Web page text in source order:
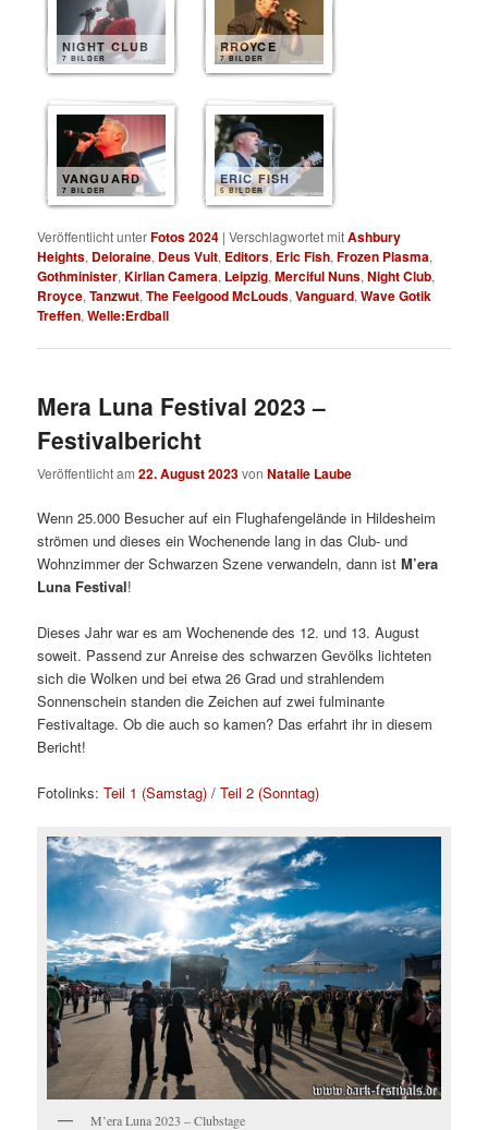
NIGHT CLUB
7 BILDER
RROYCE
7 BILDER
VANGUARD
7 BILDER
ERIC FISH
5 BILDER
Veröffentlicht unterFotos 2024 |Verschlagwortet mitAshbury
Heights, Deloraine, Deus Vult, Editors, Eric Fish,Frozen Plasma,
Gothminister,Kirlian Camera, Leipzig,Merciful Nuns,Night Club,
Rroyce,Tanzwut,The Feelgood McLouds,Vanguard,Wave Gotik
Treffen,Welle:Erdball
Mera Luna Festival 2023 –
Festivalbericht
Veröffentlicht am22. August 2023vonNatalie Laube
Wenn 25.000 Besucher auf ein Flughafengelände in Hildesheim
strömen und dieses ein Wochenende lang in das Club- und
Wohnzimmer der Schwarzen Szene verwandeln, dann istM’era
Luna Festival!
Dieses Jahr war es am Wochenende des 12. und 13. August
soweit. Passend zur Anreise des schwarzen Gevölks lichteten
sich die Wolken und bei etwa 26 Grad und strahlendem
Sonnenschein standen die Zeichen auf zwei fulminante
Festivaltage. Ob die auch so kamen? Das erfahrt ihr in diesem
Bericht!
Fotolinks:Teil 1 (Samstag) /Teil 2 (Sonntag)
M’era Luna 2023 – Clubstage